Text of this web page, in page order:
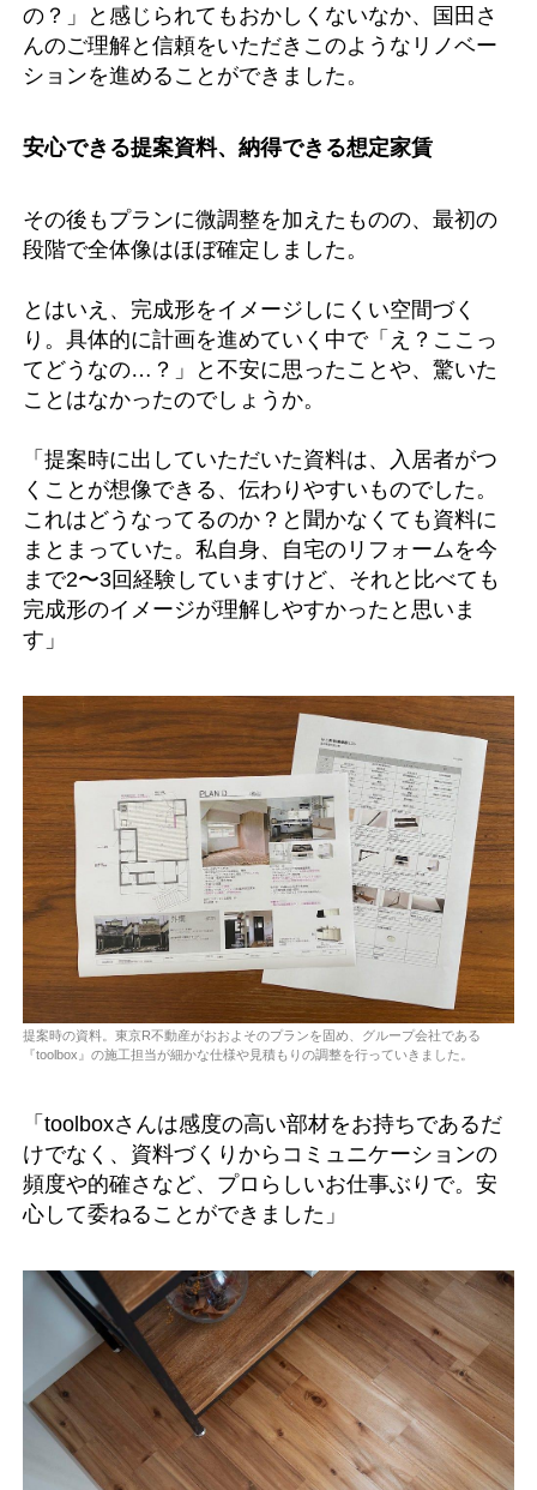
の？」と感じられてもおかしくないなか、国田さ
んのご理解と信頼をいただきこのようなリノベー
ションを進めることができました。
安心できる提案資料、納得できる想定家賃
その後もプランに微調整を加えたものの、最初の
段階で全体像はほぼ確定しました。
とはいえ、完成形をイメージしにくい空間づく
り。具体的に計画を進めていく中で「え？ここっ
てどうなの…？」と不安に思ったことや、驚いた
ことはなかったのでしょうか。
「提案時に出していただいた資料は、入居者がつ
くことが想像できる、伝わりやすいものでした。
これはどうなってるのか？と聞かなくても資料に
まとまっていた。私自身、自宅のリフォームを今
まで2〜3回経験していますけど、それと比べても
完成形のイメージが理解しやすかったと思いま
す」
提案時の資料。東京R不動産がおおよそのプランを固め、グループ会社である
『toolbox』の施工担当が細かな仕様や見積もりの調整を行っていきました。
「toolboxさんは感度の高い部材をお持ちであるだ
けでなく、資料づくりからコミュニケーションの
頻度や的確さなど、プロらしいお仕事ぶりで。安
心して委ねることができました」